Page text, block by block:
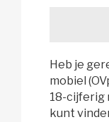
Heb je
mobiel
18-cijferig
kunt